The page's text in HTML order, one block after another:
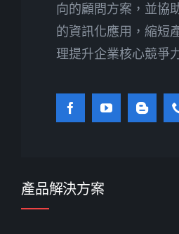
向的顧問方案，並協
的資訊化應用，縮短
理提升企業核心競爭
產品解決方案